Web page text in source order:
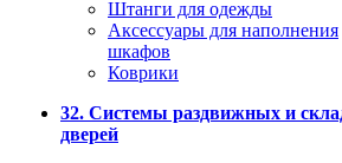
Штанги для одежды
Аксессуары для наполнения
шкафов
Коврики
32. Системы раздвижных и
дверей